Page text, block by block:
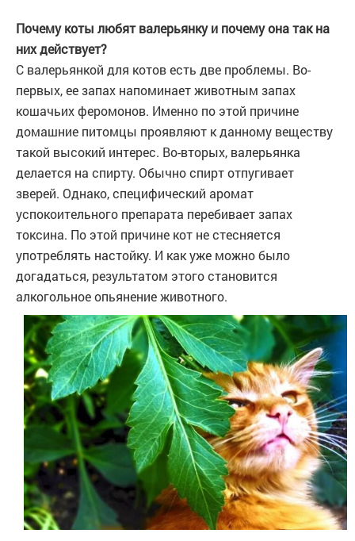
Почему коты любят валерьянку и почему она так на
них действует?
С валерьянкой для котов есть две проблемы. Во-
первых, ее запах напоминает животным запах
кошачьих феромонов. Именно по этой причине
домашние питомцы проявляют к данному веществу
такой высокий интерес. Во-вторых, валерьянка
делается на спирту. Обычно спирт отпугивает
зверей. Однако, специфический аромат
успокоительного препарата перебивает запах
токсина. По этой причине кот не стесняется
употреблять настойку. И как уже можно было
догадаться, результатом этого становится
алкогольное опьянение животного.